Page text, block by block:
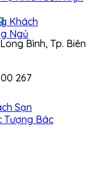
Khách
Ngủ
Sạn
Tượng Bác
Bình, Tp. Biên
267